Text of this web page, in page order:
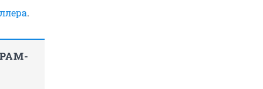
.